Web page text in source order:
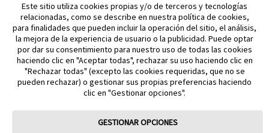
CONTÁCTANOS
MANTENTE EN CONTACTO
Este sitio utiliza cookies propias y/o de terceros y tecnologías
relacionadas, como se describe en nuestra política de cookies,
para finalidades que pueden incluir la operación del sitio, el análisis,
la mejora de la experiencia de usuario o la publicidad. Puede optar
por dar su consentimiento para nuestro uso de todas las cookies
haciendo clic en "Aceptar todas", rechazar su uso haciendo clic en
"Rechazar todas" (excepto las cookies requeridas, que no se
pueden rechazar) o gestionar sus propias preferencias haciendo
clic en "Gestionar opciones".
GESTIONAR OPCIONES